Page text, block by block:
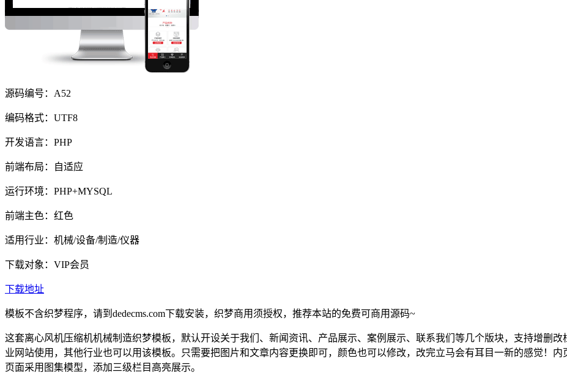
源码编号：A52
编码格式：UTF8
开发语言：PHP
前端布局：自适应
运行环境：PHP+MYSQL
前端主色：红色
适用行业：机械/设备/制造/仪器
下载对象：VIP会员
下载地址
模板不含织梦程序，请到dedecms.com下载安装，织梦商用须授权，推荐本站的免费可商用源码~
这套离心风机压缩机机械制造织梦模板，默认开设关于我们、新闻资讯、产品展示、案例展示、联系我们等几个版块，支持增删
业网站使用，其他行业也可以用该模板。只需要把图片和文章内容更换即可，颜色也可以修改，改完立马会有耳目一新的感觉！
页面采用图集模型，添加三级栏目高亮展示。